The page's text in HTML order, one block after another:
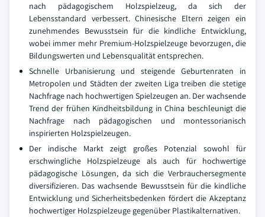
nach pädagogischem Holzspielzeug, da sich der
Lebensstandard verbessert. Chinesische Eltern zeigen ein
zunehmendes Bewusstsein für die kindliche Entwicklung,
wobei immer mehr Premium-Holzspielzeuge bevorzugen, die
Bildungswerten und Lebensqualität entsprechen.
Schnelle Urbanisierung und steigende Geburtenraten in
Metropolen und Städten der zweiten Liga treiben die stetige
Nachfrage nach hochwertigen Spielzeugen an. Der wachsende
Trend der frühen Kindheitsbildung in China beschleunigt die
Nachfrage nach pädagogischen und montessorianisch
inspirierten Holzspielzeugen.
Der indische Markt zeigt großes Potenzial sowohl für
erschwingliche Holzspielzeuge als auch für hochwertige
pädagogische Lösungen, da sich die Verbrauchersegmente
diversifizieren. Das wachsende Bewusstsein für die kindliche
Entwicklung und Sicherheitsbedenken fördert die Akzeptanz
hochwertiger Holzspielzeuge gegenüber Plastikalternativen.